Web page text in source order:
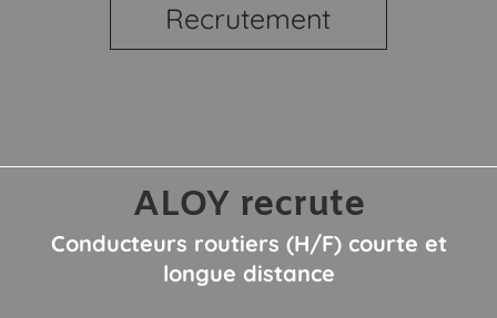
Recrutement
ALOY recrute
Conducteurs routiers (H/F) courte et
longue distance